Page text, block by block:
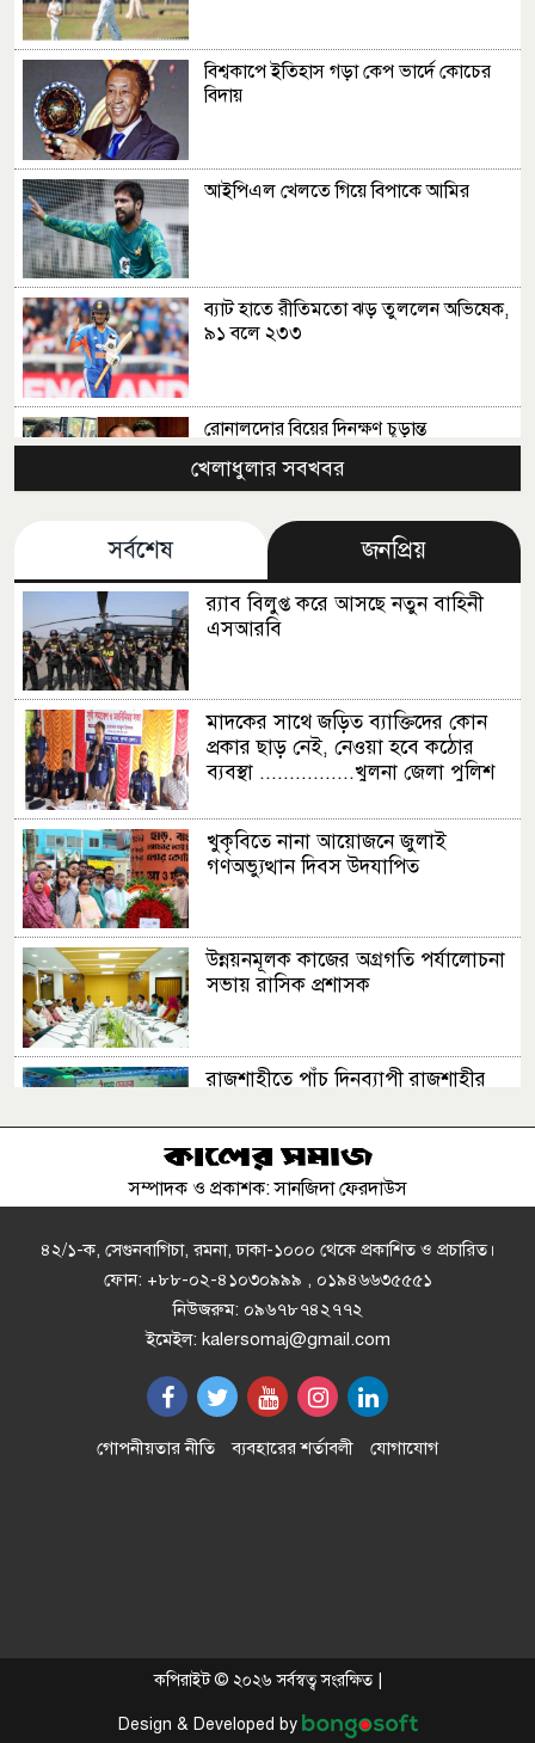
বিশ্বকাপে ইতিহাস গড়া কেপ ভার্দে কোচের
বিদায়
আইপিএল খেলতে গিয়ে বিপাকে আমির
ব্যাট হাতে রীতিমতো ঝড় তুললেন অভিষেক,
৯১ বলে ২৩৩
রোনালদোর বিয়ের দিনক্ষণ চূড়ান্ত
বিতর্ক আরও উস্কে দিতে পারে আর্জেন্টিনার
ব্রাজিল ও আর্জেন্টিনার পরবর্তী ম্যাচের সূচি
খেলাধুলার সবখবর
সর্বশেষ জনপ্রিয়
র‍্যাব বিলুপ্ত করে আসছে নতুন বাহিনী
এসআরবি
মাদকের সাথে জড়িত ব্যাক্তিদের কোন
প্রকার ছাড় নেই, নেওয়া হবে কঠোর
ব্যবস্থা ................খুলনা জেলা পুলিশ
খুকৃবিতে নানা আয়োজনে জুলাই
গণঅভ্যুত্থান দিবস উদযাপিত
উন্নয়নমূলক কাজের অগ্রগতি পর্যালোচনা
সভায় রাসিক প্রশাসক
রাজশাহীতে পাঁচ দিনব্যাপী রাজশাহীর
এসএসসির ফল ১০ আগস্ট, দেখবেন
ইলিয়াস আলী গুম: নতুন মামলা হিসেবে
তদন্তের সিদ্ধান্ত ট্রাইব্যুনালের
প্রথম শ্রেণিতে ভর্তি লটারিতে, পরীক্ষা হবে
দ্বিতীয় থেকে নবম শ্রেণিতে
২–৩ দিনের মধ্যে গ্যাস সরবরাহ
স্বাভাবিক হবে: জ্বালানিমন্ত্রী
সম্পাদক ও প্রকাশক: সানজিদা ফেরদাউস
৪২/১-ক, সেগুনবাগিচা, রমনা, ঢাকা-১০০০ থেকে প্রকাশিত ও প্রচারিত।
ফোন: +৮৮-০২-৪১০৩০৯৯৯ , ০১৯৪৬৬৩৫৫৫১
নিউজরুম: ০৯৬৭৮৭৪২৭৭২
ইমেইল: kalersomaj@gmail.com
গোপনীয়তার নীতি ব্যবহারের শর্তাবলী যোগাযোগ
কপিরাইট © ২০২৬ সর্বস্বত্ব সংরক্ষিত |
Design & Developed by